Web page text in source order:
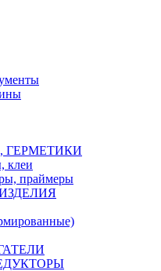
клеи
праймеры